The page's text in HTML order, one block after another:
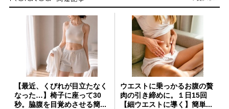
【最近、くびれが目立たなく
なった…】椅子に座って30
秒。脇腹を目覚めさせる簡...
ウエストに乗っかるお腹の贅
肉の引き締めに。１日15回
【細ウエストに導く】簡単...